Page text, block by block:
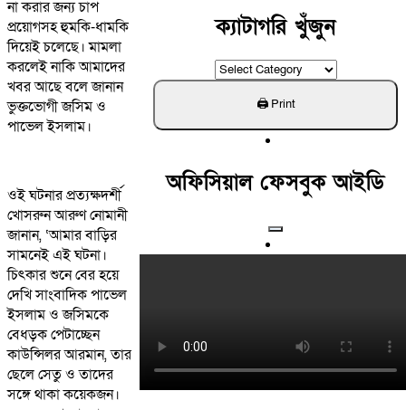
না করার জন্য চাপ
প্রয়োগসহ হুমকি-ধামকি
দিয়েই চলেছে। মামলা
করলেই নাকি আমাদের
খবর আছে বলে জানান
ভুক্তভোগী জসিম ও
পাভেল ইসলাম।
ওই ঘটনার প্রত্যক্ষদর্শী
খোসরুন আরুণ নোমানী
জানান, ‘আমার বাড়ির
সামনেই এই ঘটনা।
চিৎকার শুনে বের হয়ে
দেখি সাংবাদিক পাভেল
ইসলাম ও জসিমকে
বেধড়ক পেটাচ্ছেন
কাউন্সিলর আরমান, তার
ছেলে সেতু ও তাদের
সঙ্গে থাকা কয়েকজন।
ক্যাটাগরি খুঁজুন
ক্যাটাগরি
খুঁজুন
অফিসিয়াল ফেসবুক আইডি